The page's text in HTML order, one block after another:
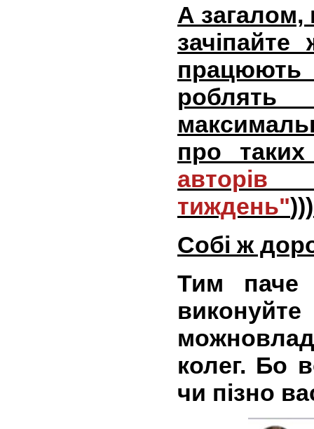
А загалом,
зачіпайте
працюють
про
тиждень"
Собі ж
Тим паче
колег. Бо
чи пізно